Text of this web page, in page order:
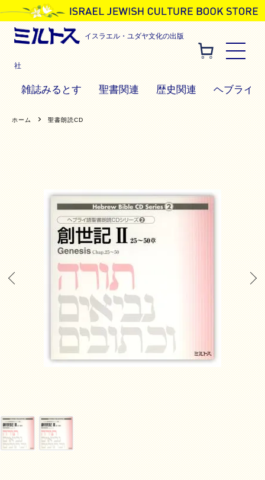
イスラエル・ユダヤ文化の出版
社
雑誌みるとす 聖書関連 歴史関連 ヘブライ
ホーム 聖書朗読CD